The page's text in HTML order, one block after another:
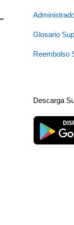
Glosario
Reembolso
Descarga